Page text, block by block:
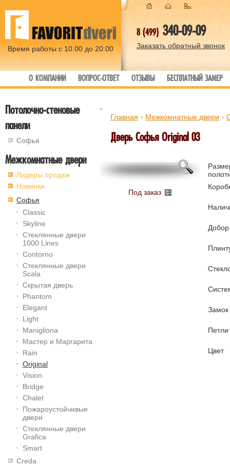
Время работы с 10.00 до 20.00
8 (499) 340-09-09
Заказать обратный звонок
О КОМПАНИИ ВОПРОС-ОТВЕТ ОТЗЫВЫ БЕСПЛАТНЫЙ ЗАМЕР
-
Потолочно-стеновые
панели
Софья
Межкомнатные двери
Лидеры продаж
Новинки
Софья
Classic
Skyline
Стеклянные двери
1000 Lines
Contorno
Стеклянные двери
Scala
Скрытая дверь
Phantom
Elegant
Light
Manigliona
Мастер и Маргарита
Rain
Original
Vision
Bridge
Chalet
Пожароустойчивые
двери
Стеклянные двери
Grafica
Smart
Creda
Главная Межкомнатные двери
Дверь Софья Original 03
Под заказ
Добор
Замок
Петли
Цвет